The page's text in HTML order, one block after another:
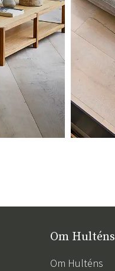
Om Hulténs
Om Hulténs